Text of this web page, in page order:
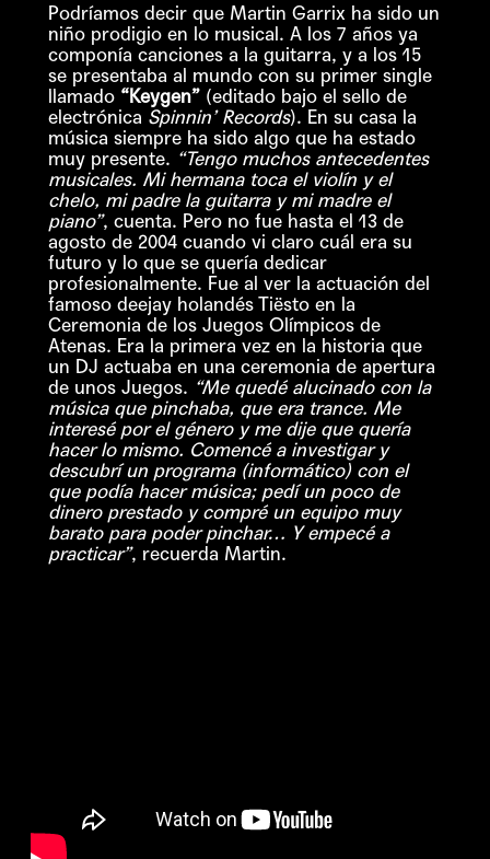
Podríamos decir que Martin Garrix ha sido un
niño prodigio en lo musical. A los 7 años ya
componía canciones a la guitarra, y a los 15
se presentaba al mundo con su primer single
llamado “Keygen” (editado bajo el sello de
electrónica Spinnin’ Records). En su casa la
música siempre ha sido algo que ha estado
muy presente. “Tengo muchos antecedentes
musicales. Mi hermana toca el violín y el
chelo, mi padre la guitarra y mi madre el
piano”, cuenta. Pero no fue hasta el 13 de
agosto de 2004 cuando vi claro cuál era su
futuro y lo que se quería dedicar
profesionalmente. Fue al ver la actuación del
famoso deejay holandés Tiësto en la
Ceremonia de los Juegos Olímpicos de
Atenas. Era la primera vez en la historia que
un DJ actuaba en una ceremonia de apertura
de unos Juegos. “Me quedé alucinado con la
música que pinchaba, que era trance. Me
interesé por el género y me dije que quería
hacer lo mismo. Comencé a investigar y
descubrí un programa (informático) con el
que podía hacer música; pedí un poco de
dinero prestado y compré un equipo muy
barato para poder pinchar… Y empecé a
practicar”, recuerda Martin.